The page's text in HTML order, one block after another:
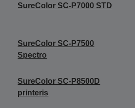
SureColor SC-P7000 STD
SureColor SC-P7500
Spectro
SureColor SC-P8500D
printeris